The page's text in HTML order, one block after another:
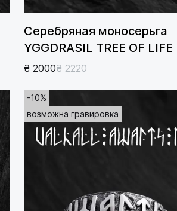
Серебряная моносерьга
YGGDRASIL TREE OF LIFE
₴ 2000₴ 2220
-10%
возможна гравировка